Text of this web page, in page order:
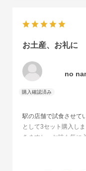
お土産、お礼に
no
駅の店舗で試食させて
として3セット購入し
きますし、お味も気に
す。オンラインショッ